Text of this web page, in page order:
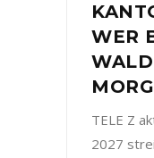
WER
TELE Z
2027